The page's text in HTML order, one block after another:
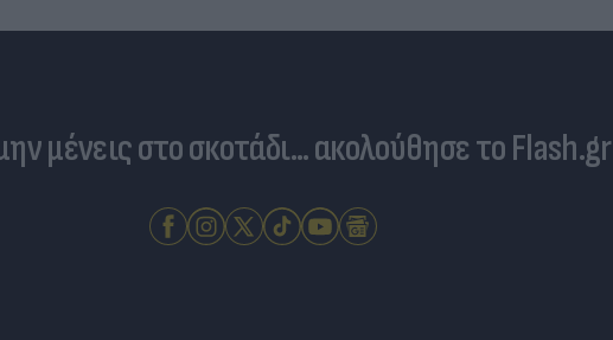
μένεις στο σκοτάδι... ακολούθησε το Flash.gr